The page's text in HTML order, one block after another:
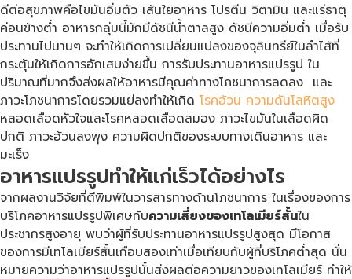
ดีต่อสุขภาพคือไขมันอิ่มตัว เส้นใยอาหาร โปรตีน วิตามิน และแร่ธาตุ
ค่อนข้างต่ำ อาหารกลุ่มนี้มักมีดัชนีน้ำตาลสูง ดัชนีความอิ่มต่ำ เมื่อรับ
ประทานไปนานๆ จะทำให้เกิดการเปลี่ยนแปลงของจุลินทรีย์ในลำไส้ที่
กระตุ้นให้เกิดการอักเสบง่ายขึ้น การรับประทานอาหารแปรรูป ใน
ปริมาณที่มากจึงส่งผลให้อาหารมีคุณค่าทางโภชนาการลดลง และ
ภาวะโภชนาการโดยรวมแย่ลงทำให้เกิด โรคอ้วน ความดันโลหิตสูง
หลอดเลือดหัวใจและโรคหลอดเลือดสมอง ภาวะไขมันในเลือดผิด
ปกติ ภาวะอ้วนลงพุง ความผิดปกติของระบบทางเดินอาหาร และ
มะเร็ง
อาหารแปรรูปทำให้แก่เร็วได้อย่างไร
จากผลงานวิจัยที่ตีพิมพ์ในวารสารทางด้านโภชนาการ ในเรื่องของการ
บริโภคอาหารแปรรูปพิเศษกับความเสี่ยงของเทโลเมียร์สั้นใน
ประชากรสูงอายุ พบว่าผู้ที่รับประทานอาหารแปรรูปสูงสุด มีโอกาส
ของการมีเทโลเมียร์สั้นเกือบสองเท่าเมื่อเทียบกับผู้ที่บริโภคต่ำสุด นั่น
หมายความว่าอาหารแปรรูปนั้นส่งผลต่อความยาวของเทโลเมียร์ ทำให้